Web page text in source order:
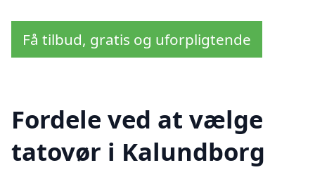
Få tilbud, gratis og uforpligtende
Fordele ved at vælge
tatovør i Kalundborg